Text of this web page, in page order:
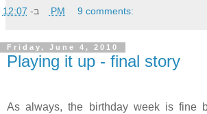
ב- 12:07 PM 9 comments:
Friday, June 4, 2010
Playing it up - final story
As always, the birthday week is fine